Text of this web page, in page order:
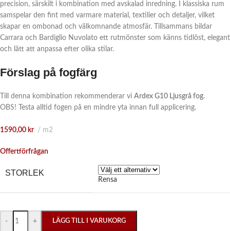
precision, särskilt i kombination med avskalad inredning. I klassiska rum
samspelar den fint med varmare material, textilier och detaljer, vilket
skapar en ombonad och välkomnande atmosfär. Tillsammans bildar
Carrara och Bardiglio Nuvolato ett rutmönster som känns tidlöst, elegant
och lätt att anpassa efter olika stilar.
Förslag på fogfärg
Till denna kombination rekommenderar vi Ardex G10 Ljusgrå fog.
OBS! Testa alltid fogen på en mindre yta innan full applicering.
1590,00 kr m2
Offertförfrågan
STORLEK
Rensa
- + LÄGG TILL I VARUKORG